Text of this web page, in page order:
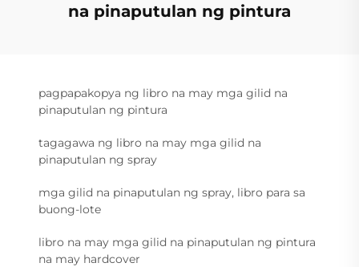
na pinaputulan ng pintura
pagpapakopya ng libro na may mga gilid na
pinaputulan ng pintura
tagagawa ng libro na may mga gilid na
pinaputulan ng spray
mga gilid na pinaputulan ng spray, libro para sa
buong-lote
libro na may mga gilid na pinaputulan ng pintura
na may hardcover